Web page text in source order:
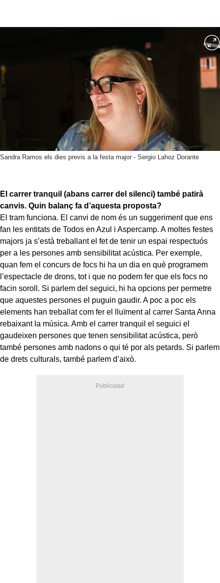
Sandra Ramos els dies previs a la festa major - Sergio Lahoz Dorante
El carrer tranquil (abans carrer del silenci) també patirà
canvis. Quin balanç fa d’aquesta proposta?
El tram funciona. El canvi de nom és un suggeriment que ens
fan les entitats de Todos en Azul i Aspercamp. A moltes festes
majors ja s’està treballant el fet de tenir un espai respectuós
per a les persones amb sensibilitat acústica. Per exemple,
quan fem el concurs de focs hi ha un dia en què programem
l’espectacle de drons, tot i que no podem fer que els focs no
facin soroll. Si parlem del seguici, hi ha opcions per permetre
que aquestes persones el puguin gaudir. A poc a poc els
elements han treballat com fer el lluïment al carrer Santa Anna
rebaixant la música. Amb el carrer tranquil el seguici el
gaudeixen persones que tenen sensibilitat acústica, però
també persones amb nadons o qui té por als petards. Si parlem
de drets culturals, també parlem d’això.